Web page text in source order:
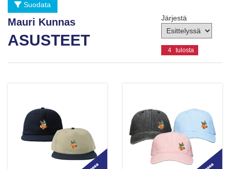
Suodata
Mauri Kunnas
ASUSTEET
Järjestä
4 tulosta